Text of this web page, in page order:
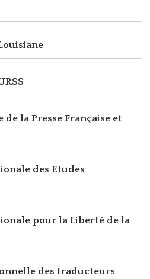
la Presse Française et
des Etudes
pour la Liberté de la
des traducteurs